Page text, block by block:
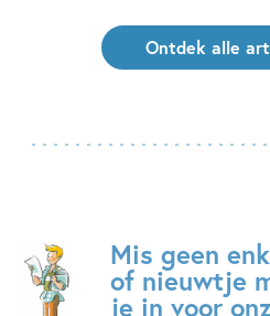
Ontdek alle
Mis geen
of nieuwtje
je in voor